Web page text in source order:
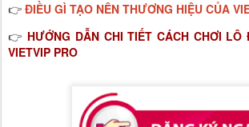
👉 ĐIỀU GÌ TẠO NÊN THƯƠNG HIỆU CỦA
👉 HƯỚNG DẪN CHI TIẾT CÁCH CHƠI
VIETVIP PRO